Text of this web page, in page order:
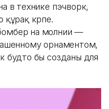
в технике пэчворк,
көрпе.
на молнии —
орнаментом,
будто бы созданы для